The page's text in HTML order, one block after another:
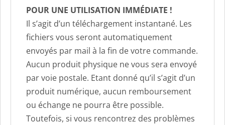
POUR UNE UTILISATION IMMÉDIATE !
Il s’agit d’un téléchargement instantané. Les
fichiers vous seront automatiquement
envoyés par mail à la fin de votre commande.
Aucun produit physique ne vous sera envoyé
par voie postale. Etant donné qu’il s’agit d’un
produit numérique, aucun remboursement
ou échange ne pourra être possible.
Toutefois, si vous rencontrez des problèmes